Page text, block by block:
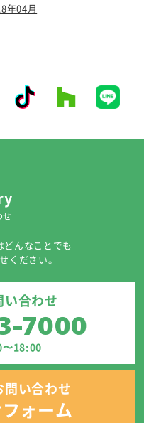
年04月
どんなことでも
ください。
合わせ
7000
18:00
問い合わせ
ォーム